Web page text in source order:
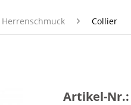
Herrenschmuck Collier
Artikel-Nr.: